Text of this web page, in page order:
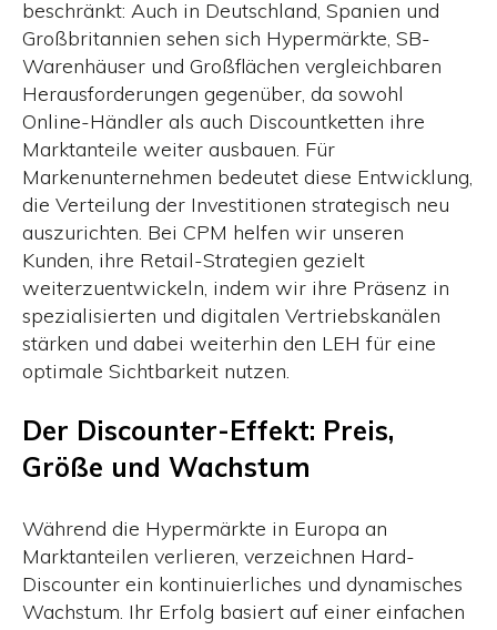
beschränkt: Auch in Deutschland, Spanien und
Großbritannien sehen sich Hypermärkte, SB-
Warenhäuser und Großflächen vergleichbaren
Herausforderungen gegenüber, da sowohl
Online-Händler als auch Discountketten ihre
Marktanteile weiter ausbauen. Für
Markenunternehmen bedeutet diese Entwicklung,
die Verteilung der Investitionen strategisch neu
auszurichten. Bei CPM helfen wir unseren
Kunden, ihre Retail-Strategien gezielt
weiterzuentwickeln, indem wir ihre Präsenz in
spezialisierten und digitalen Vertriebskanälen
stärken und dabei weiterhin den LEH für eine
optimale Sichtbarkeit nutzen.
Der Discounter-Effekt: Preis,
Größe und Wachstum
Während die Hypermärkte in Europa an
Marktanteilen verlieren, verzeichnen Hard-
Discounter ein kontinuierliches und dynamisches
Wachstum. Ihr Erfolg basiert auf einer einfachen